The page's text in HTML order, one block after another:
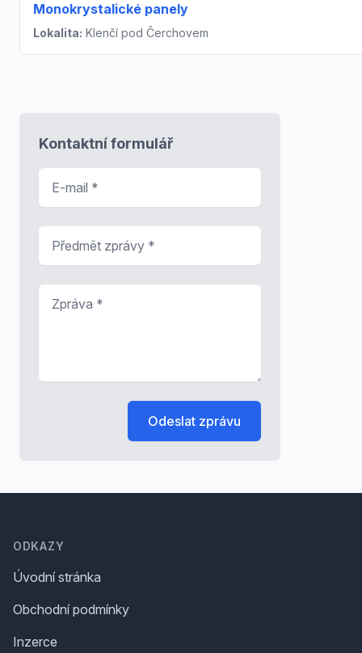
Monokrystalické panely
Lokalita: Klenčí pod Čerchovem
Kontaktní formulář
Odeslat zprávu
ODKAZY
Úvodní stránka
Obchodní podmínky
Inzerce